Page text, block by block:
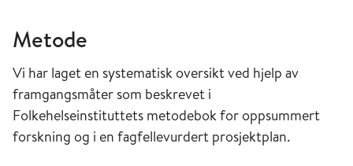
Metode
Vi har laget en systematisk oversikt ved hjelp av
framgangsmåter som beskrevet i
Folkehelseinstituttets metodebok for oppsummert
forskning og i en fagfellevurdert prosjektplan.